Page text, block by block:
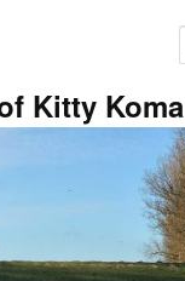
Kitty Koma